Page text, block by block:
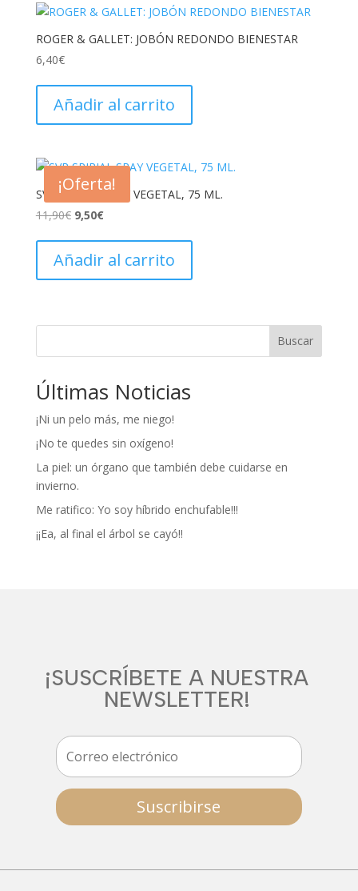
ROGER & GALLET: JOBÓN REDONDO BIENESTAR
6,40€
Añadir al carrito
¡Oferta!
SVR SPIRIAL SRAY VEGETAL, 75 ML.
11,90€ El
original
era:
9,50€El
actual
es:
Añadir al carrito
Buscar
Últimas Noticias
¡Ni un pelo más, me niego!
¡No te quedes sin oxígeno!
La piel: un órgano que también debe cuidarse en
invierno.
Me ratifico: Yo soy híbrido enchufable!!!
¡¡Ea, al final el árbol se cayó!!
¡SUSCRÍBETE A NUESTRA
NEWSLETTER!
Suscribirse